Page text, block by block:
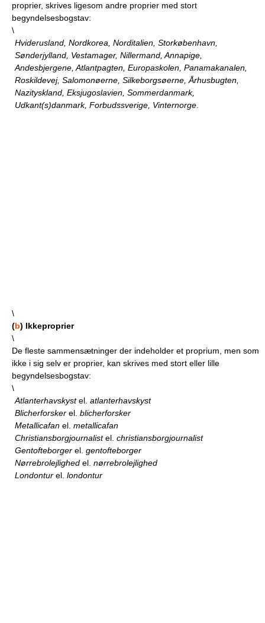
proprier, skrives ligesom andre proprier med stort
begyndelsesbogstav:
\
Hviderusland, Nordkorea, Norditalien, Storkøbenhavn,
Sønderjylland, Vestamager, Nillermand, Annapige,
Andesbjergene, Atlantpagten, Europaskolen, Panamakanalen,
Roskildevej, Salomonøerne, Silkeborgsøerne, Århusbugten,
Nazityskland, Eksjugoslavien, Sommerdanmark,
Udkant(s)danmark, Forbudssverige, Vinternorge
\
(b) Ikkeproprier
\
De fleste sammensætninger der indeholder et proprium, men som
ikke i sig selv er proprier, kan skrives med stort eller lille
begyndelsesbogstav:
\
Atlanterhavskystel. atlanterhavskyst
Blicherforsker el. blicherforsker
Metallicafan el. metallicafan
Christiansborgjournalistel. christiansborgjournalist
Gentofteborger el. gentofteborger
Nørrebrolejlighed el. nørrebrolejlighed
Londontur el. londontur